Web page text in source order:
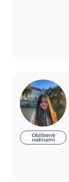
Oblíbené
rodinami